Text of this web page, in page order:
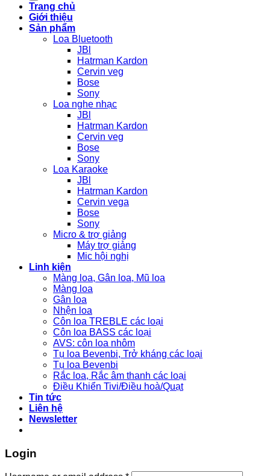
Trang chủ
Giới thiệu
Sản phẩm
Loa Bluetooth
JBl
Hatrman Kardon
Cervin veg
Bose
Sony
Loa nghe nhạc
JBl
Hatrman Kardon
Cervin veg
Bose
Sony
Loa Karaoke
JBl
Hatrman Kardon
Cervin vega
Bose
Sony
Micro & trợ giảng
Máy trợ giảng
Mic hội nghị
Linh kiện
Màng loa, Gân loa, Mũ loa
Màng loa
Gân loa
Nhện loa
Côn loa TREBLE các loại
Côn loa BASS các loại
AVS: côn loa nhôm
Tụ loa Bevenbi, Trở kháng các loại
Tụ loa Bevenbi
Rắc loa, Rắc âm thanh các loại
Điều Khiển Tivi/Điều hoà/Quạt
Tin tức
Liên hệ
Newsletter
Login